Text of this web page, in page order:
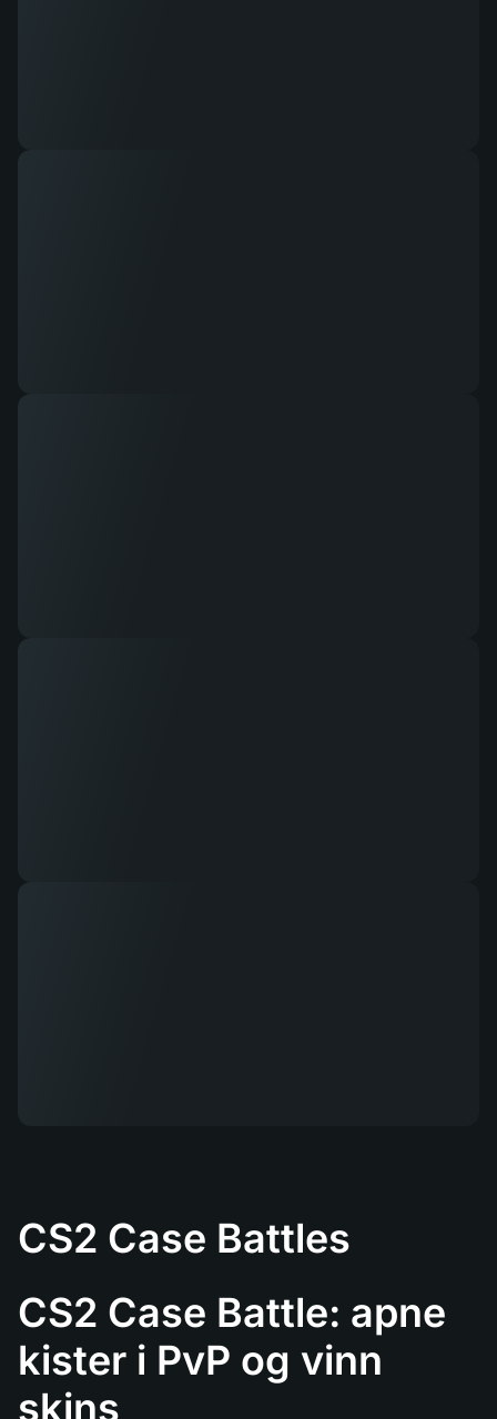
CS2 Case Battles
CS2 Case Battle: apne
kister i PvP og vinn
skins